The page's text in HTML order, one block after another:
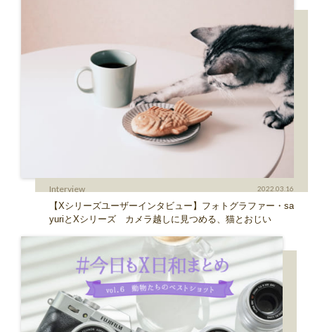
Interview 2022.03.16
【Xシリーズユーザーインタビュー】フォトグラファー・sa
yuriとXシリーズ カメラ越しに見つめる、猫とおじい